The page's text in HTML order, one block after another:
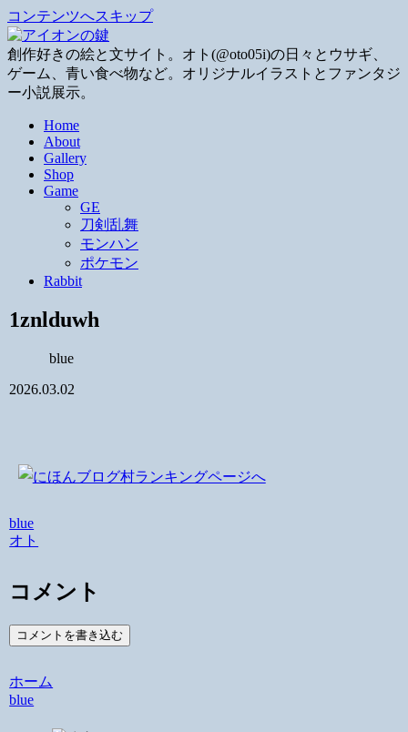
コンテンツへスキップ
創作好きの絵と文サイト。オト(@oto05i)の日々とウサギ、
ゲーム、青い食べ物など。オリジナルイラストとファンタジ
ー小説展示。
Home
About
Gallery
Shop
Game
GE
刀剣乱舞
モンハン
ポケモン
Rabbit
1znlduwh
blue
2026.03.02
blue
オト
コメント
コメントを書き込む
ホーム
blue